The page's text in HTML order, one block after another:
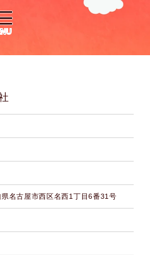
名古屋市西区名西1丁目6番31号